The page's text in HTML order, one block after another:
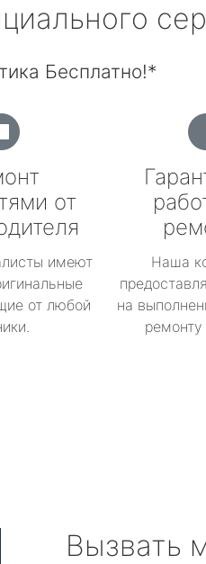
Бесплатно!*
от
имеют
от любой
Наша
на
Вызвать